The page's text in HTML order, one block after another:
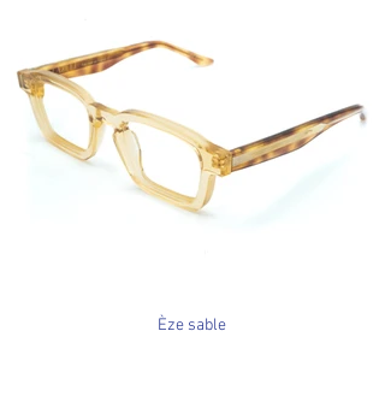
Èze sable